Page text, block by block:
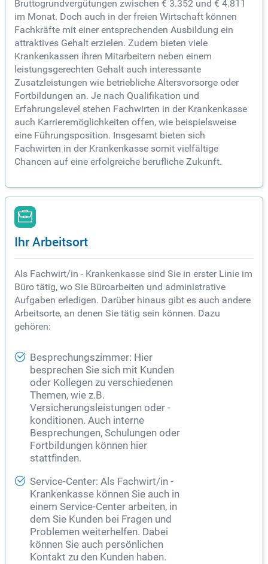
Bruttogrundvergütungen zwischen € 3.352 und € 4.811
im Monat. Doch auch in der freien Wirtschaft können
Fachkräfte mit einer entsprechenden Ausbildung ein
attraktives Gehalt erzielen. Zudem bieten viele
Krankenkassen ihren Mitarbeitern neben einem
leistungsgerechten Gehalt auch interessante
Zusatzleistungen wie betriebliche Altersvorsorge oder
Fortbildungen an. Je nach Qualifikation und
Erfahrungslevel stehen Fachwirten in der Krankenkasse
auch Karrieremöglichkeiten offen, wie beispielsweise
eine Führungsposition. Insgesamt bieten sich
Fachwirten in der Krankenkasse somit vielfältige
Chancen auf eine erfolgreiche berufliche Zukunft.
Ihr Arbeitsort
Als Fachwirt/in - Krankenkasse sind Sie in erster Linie im
Büro tätig, wo Sie Büroarbeiten und administrative
Aufgaben erledigen. Darüber hinaus gibt es auch andere
Arbeitsorte, an denen Sie tätig sein können. Dazu
gehören:
Besprechungszimmer: Hier
besprechen Sie sich mit Kunden
oder Kollegen zu verschiedenen
Themen, wie z.B.
Versicherungsleistungen oder -
konditionen. Auch interne
Besprechungen, Schulungen oder
Fortbildungen können hier
stattfinden.
Service-Center: Als Fachwirt/in -
Krankenkasse können Sie auch in
einem Service-Center arbeiten, in
dem Sie Kunden bei Fragen und
Problemen weiterhelfen. Dabei
können Sie auch persönlichen
Kontakt zu den Kunden haben.